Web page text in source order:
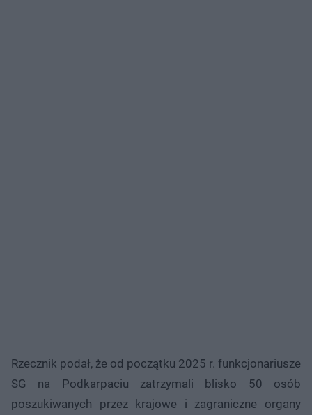
Rzecznik podał, że od początku 2025 r. funkcjonariusze
SG na Podkarpaciu zatrzymali blisko 50 osób
poszukiwanych przez krajowe i zagraniczne organy